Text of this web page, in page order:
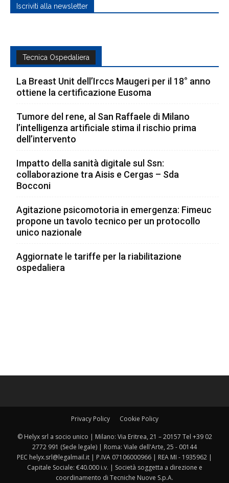
Iscriviti alla newsletter
Tecnica Ospedaliera
La Breast Unit dell’Irccs Maugeri per il 18° anno
ottiene la certificazione Eusoma
Tumore del rene, al San Raffaele di Milano
l’intelligenza artificiale stima il rischio prima
dell’intervento
Impatto della sanità digitale sul Ssn:
collaborazione tra Aisis e Cergas – Sda
Bocconi
Agitazione psicomotoria in emergenza: Fimeuc
propone un tavolo tecnico per un protocollo
unico nazionale
Aggiornate le tariffe per la riabilitazione
ospedaliera
Privacy Policy Cookie Policy
© Helyx srl a socio unico | Milano: Via Eritrea, 21 – 20157 Tel +39 02
2772 991 (Sede legale) | Roma: Viale dell'Arte, 25 - 00144
PEC helyx.srl@legalmail.it | P.IVA 07106000966 | REA MI - 1935962 |
Capitale Sociale: €40.000 i.v. | Società soggetta a direzione e
coordinamento di Tecniche Nuove S.p.A.